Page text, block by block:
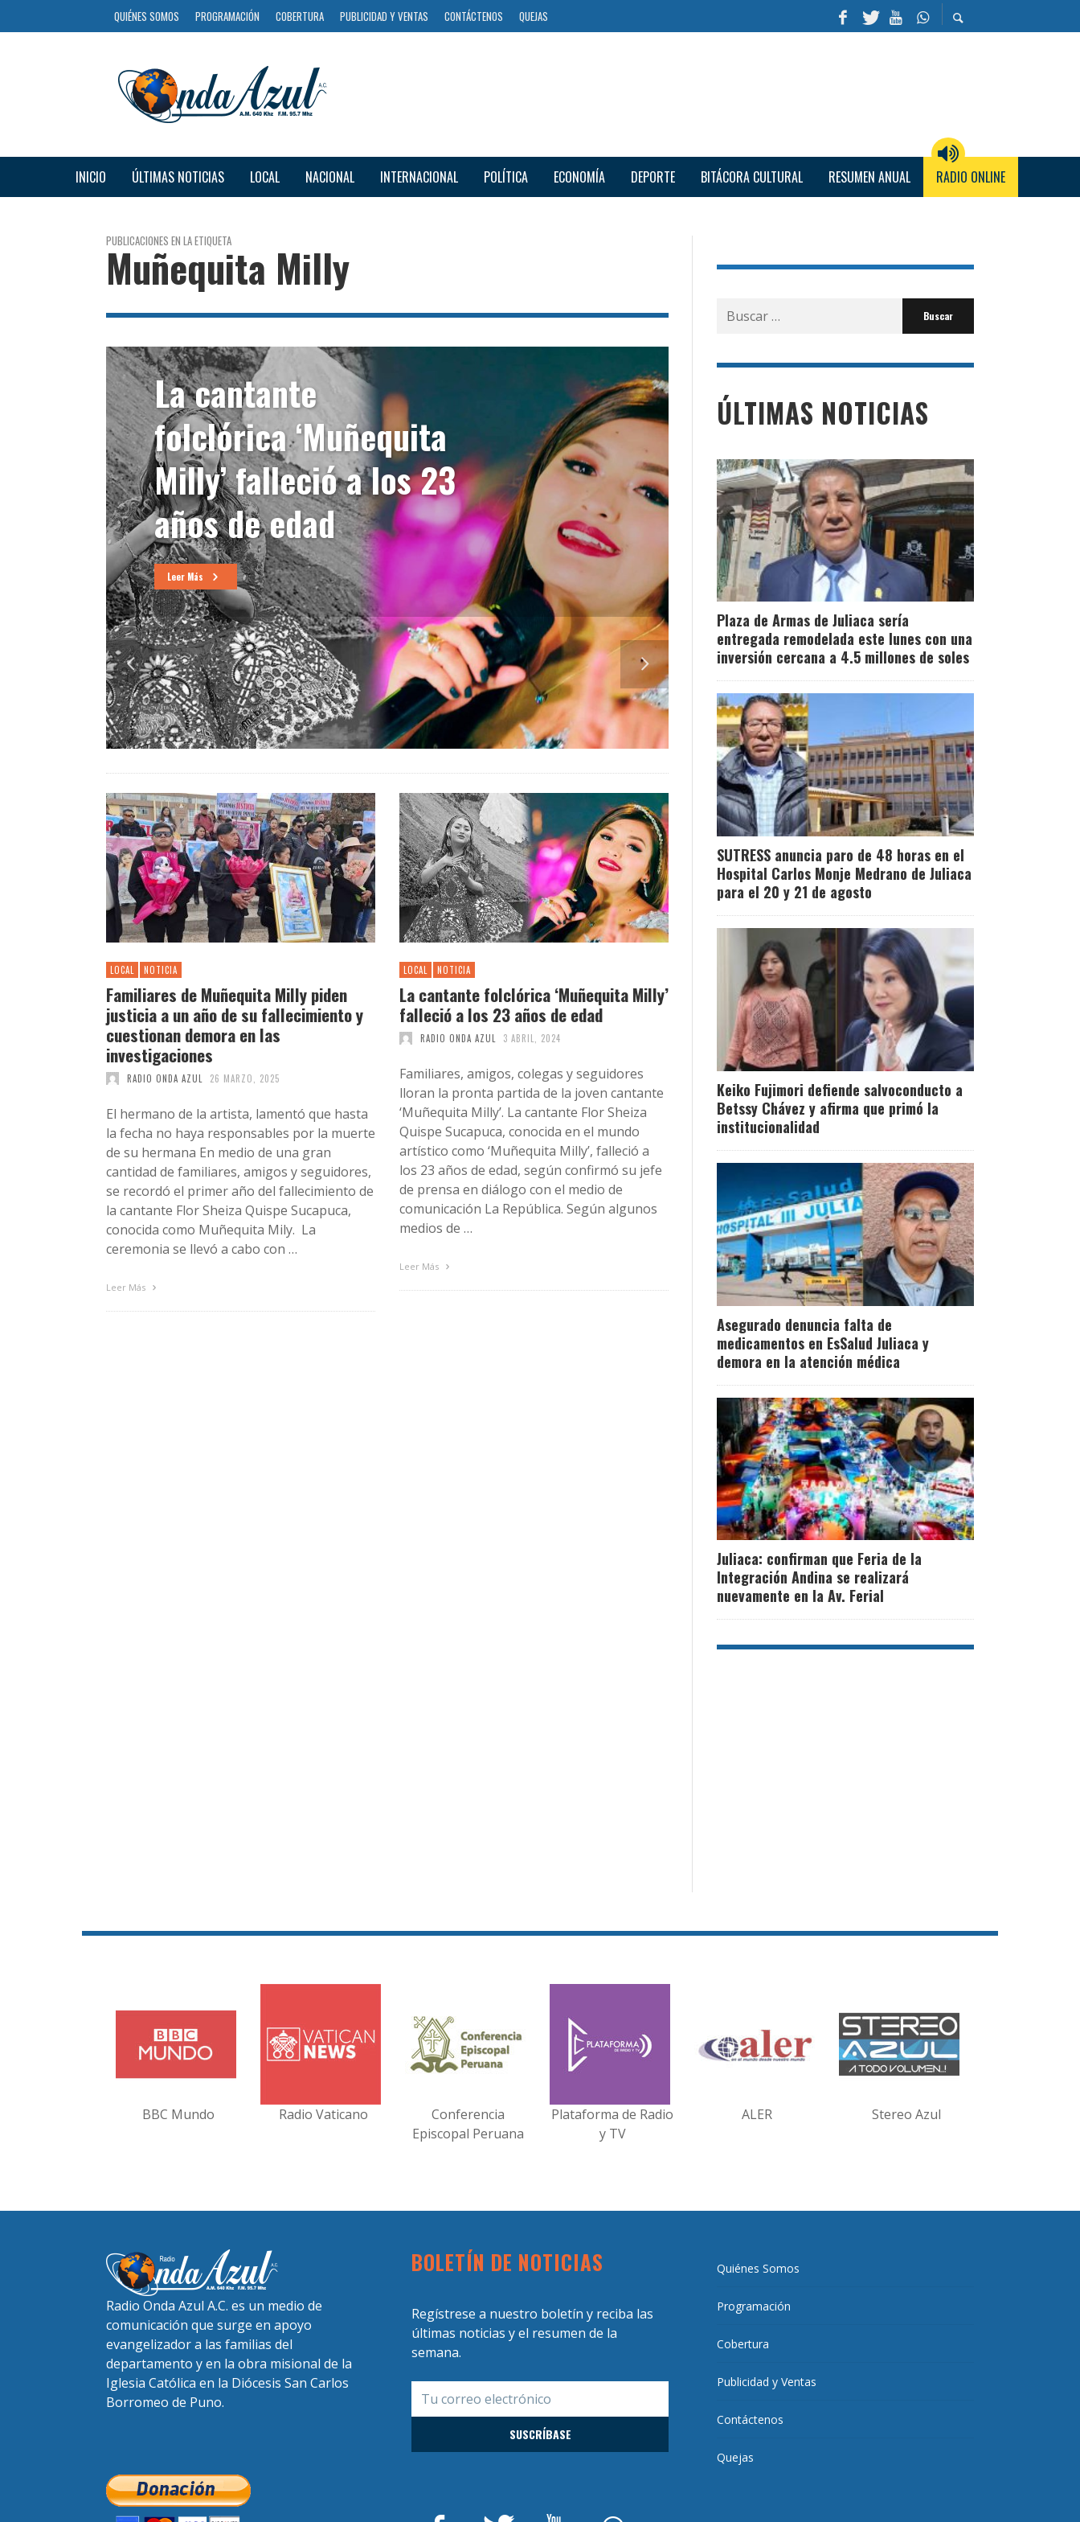
QUIÉNES SOMOS PROGRAMACIÓN COBERTURA PUBLICIDAD Y VENTAS CONTÁCTENOS QUEJAS
INICIO ÚLTIMAS NOTICIAS LOCAL NACIONAL INTERNACIONAL POLÍTICA ECONOMÍA DEPORTE BITÁCORA CULTURAL RESUMEN ANUAL RADIO ONLINE
PUBLICACIONES EN LA ETIQUETA
Muñequita Milly
La cantante
folclórica ‘Muñequita
Milly’ falleció a los 23
años de edad
Leer Más
Familiares de
Muñequita Milly
piden justicia a un
año de su
fallecimiento y
cuestionan demora
en las
investigaciones
Leer Más
LOCAL NOTICIA
Familiares de Muñequita Milly piden
justicia a un año de su fallecimiento y
cuestionan demora en las
investigaciones
RADIO ONDA AZUL 26 MARZO, 2025
El hermano de la artista, lamentó que hasta
la fecha no haya responsables por la muerte
de su hermana En medio de una gran
cantidad de familiares, amigos y seguidores,
se recordó el primer año del fallecimiento de
la cantante Flor Sheiza Quispe Sucapuca,
conocida como Muñequita Mily. La
ceremonia se llevó a cabo con …
Leer Más
LOCAL NOTICIA
La cantante folclórica ‘Muñequita Milly’
falleció a los 23 años de edad
RADIO ONDA AZUL 3 ABRIL, 2024
Familiares, amigos, colegas y seguidores
lloran la pronta partida de la joven cantante
‘Muñequita Milly’. La cantante Flor Sheiza
Quispe Sucapuca, conocida en el mundo
artístico como ‘Muñequita Milly’, falleció a
los 23 años de edad, según confirmó su jefe
de prensa en diálogo con el medio de
comunicación La República. Según algunos
medios de …
Leer Más
Buscar
por:
ÚLTIMAS NOTICIAS
Plaza de Armas de Juliaca sería
entregada remodelada este lunes con una
inversión cercana a 4.5 millones de soles
SUTRESS anuncia paro de 48 horas en el
Hospital Carlos Monje Medrano de Juliaca
para el 20 y 21 de agosto
Keiko Fujimori defiende salvoconducto a
Betssy Chávez y afirma que primó la
institucionalidad
Asegurado denuncia falta de
medicamentos en EsSalud Juliaca y
demora en la atención médica
Juliaca: confirman que Feria de la
Integración Andina se realizará
nuevamente en la Av. Ferial
BBC Mundo Radio Vaticano
Conferencia
Episcopal Peruana
Plataforma de Radio
y TV
ALER Stereo Azul
Radio Onda Azul A.C. es un medio de
comunicación que surge en apoyo
evangelizador a las familias del
departamento y en la obra misional de la
Iglesia Católica en la Diócesis San Carlos
Borromeo de Puno.
BOLETÍN DE NOTICIAS
Regístrese a nuestro boletín y reciba las
últimas noticias y el resumen de la
semana.
Quiénes Somos
Programación
Cobertura
Publicidad y Ventas
Contáctenos
Quejas